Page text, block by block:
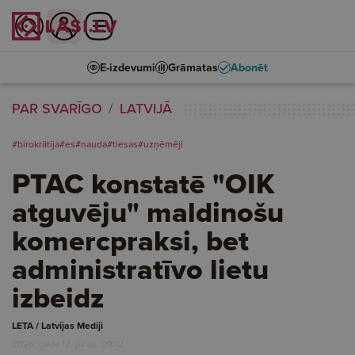
E-izdevumi Grāmatas Abonēt
PAR SVARĪGO LATVIJĀ
#birokrātija#es#nauda#tiesas#uzņēmēji
PTAC konstatē "OIK
atguvēju" maldinošu
komercpraksi, bet
administratīvo lietu
izbeidz
LETA / Latvijas Mediji
2026. gada 12. jūnijs, 09:12